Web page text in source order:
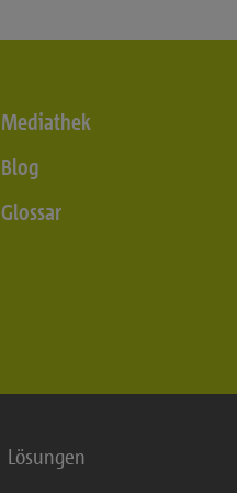
Mediathek
Blog
Glossar
Lösungen